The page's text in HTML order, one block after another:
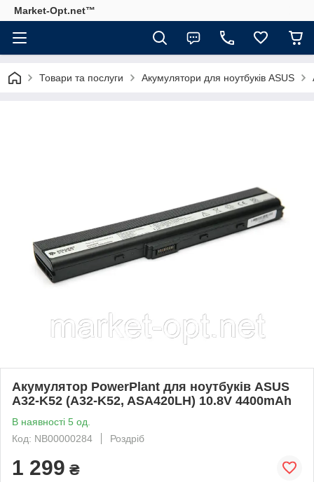
Market-Opt.net™
Товари та послуги Акумулятори для ноутбуків ASUS
Акумулятор PowerPlant для ноутбуків ASUS
A32-K52 (A32-K52, ASA420LH) 10.8V 4400mAh
В наявності 5 од.
Код: NB00000284
Роздріб
1 299 ₴